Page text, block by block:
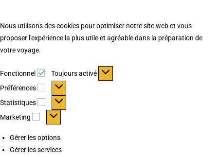
Nous utilisons des cookies pour optimiser notre site web et vous
proposer l'expérience la plus utile et agréable dans la préparation de
votre voyage.
Fonctionnel Fonctionnel
Toujours activé
Préférences
Préférences
Statistiques Statistiques
Marketing Marketing
Gérer les options
Gérer les services